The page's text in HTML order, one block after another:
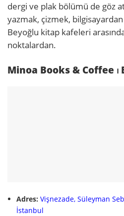
dergi ve plak bölümü de göz
yazmak, çizmek,
Beyoğlu kitap kafeleri
noktalardan.
Minoa Books & Coffee ⏐
Adres:Vişnezade, Süleyman
İstanbul